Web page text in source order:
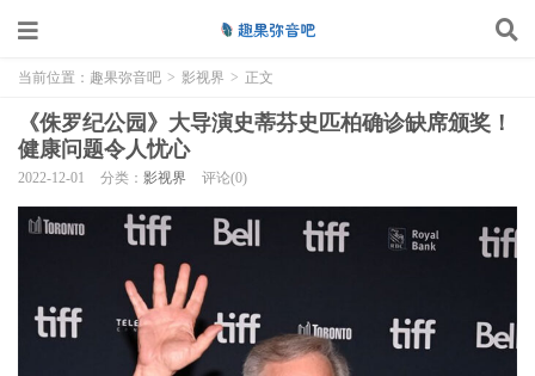
当前位置： 趣果弥音吧 > 影视界 > 正文
《侏罗纪公园》大导演史蒂芬史匹柏确诊缺席颁奖！
健康问题令人忧心
2022-12-01 分类： 影视界 评论(0)